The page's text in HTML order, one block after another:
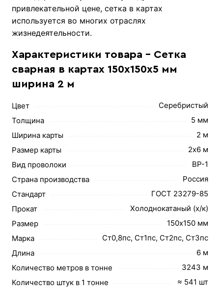
привлекательной цене, сетка в картах
используется во многих отраслях
жизнедеятельности.
Характеристики товара - Сетка
сварная в картах 150х150х5 мм
ширина 2 м
Цвет
Серебристый
Толщина
5 мм
Ширина карты
2 м
Размер карты
2х6 м
Вид проволоки
ВР-1
Страна производства
Россия
Стандарт
ГОСТ 23279-85
Прокат
Холоднокатаный (х/к)
Размер
150х150 мм
Марка
Ст0,8пс, Ст1пс, Ст2пс, Ст3пс
Длина
6 м
Количество метров в тонне
3243 м
Количество штук в 1 тонне
≈ 541 шт